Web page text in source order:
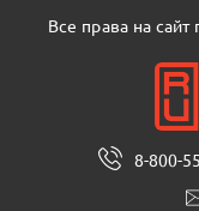
Все права на
8-800-